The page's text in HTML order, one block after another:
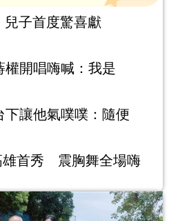
兒子首度驚喜獻
開唱嗨喊：我是
讓他氣噗噗：隨便
雄首秀 震胸舞全場嗨